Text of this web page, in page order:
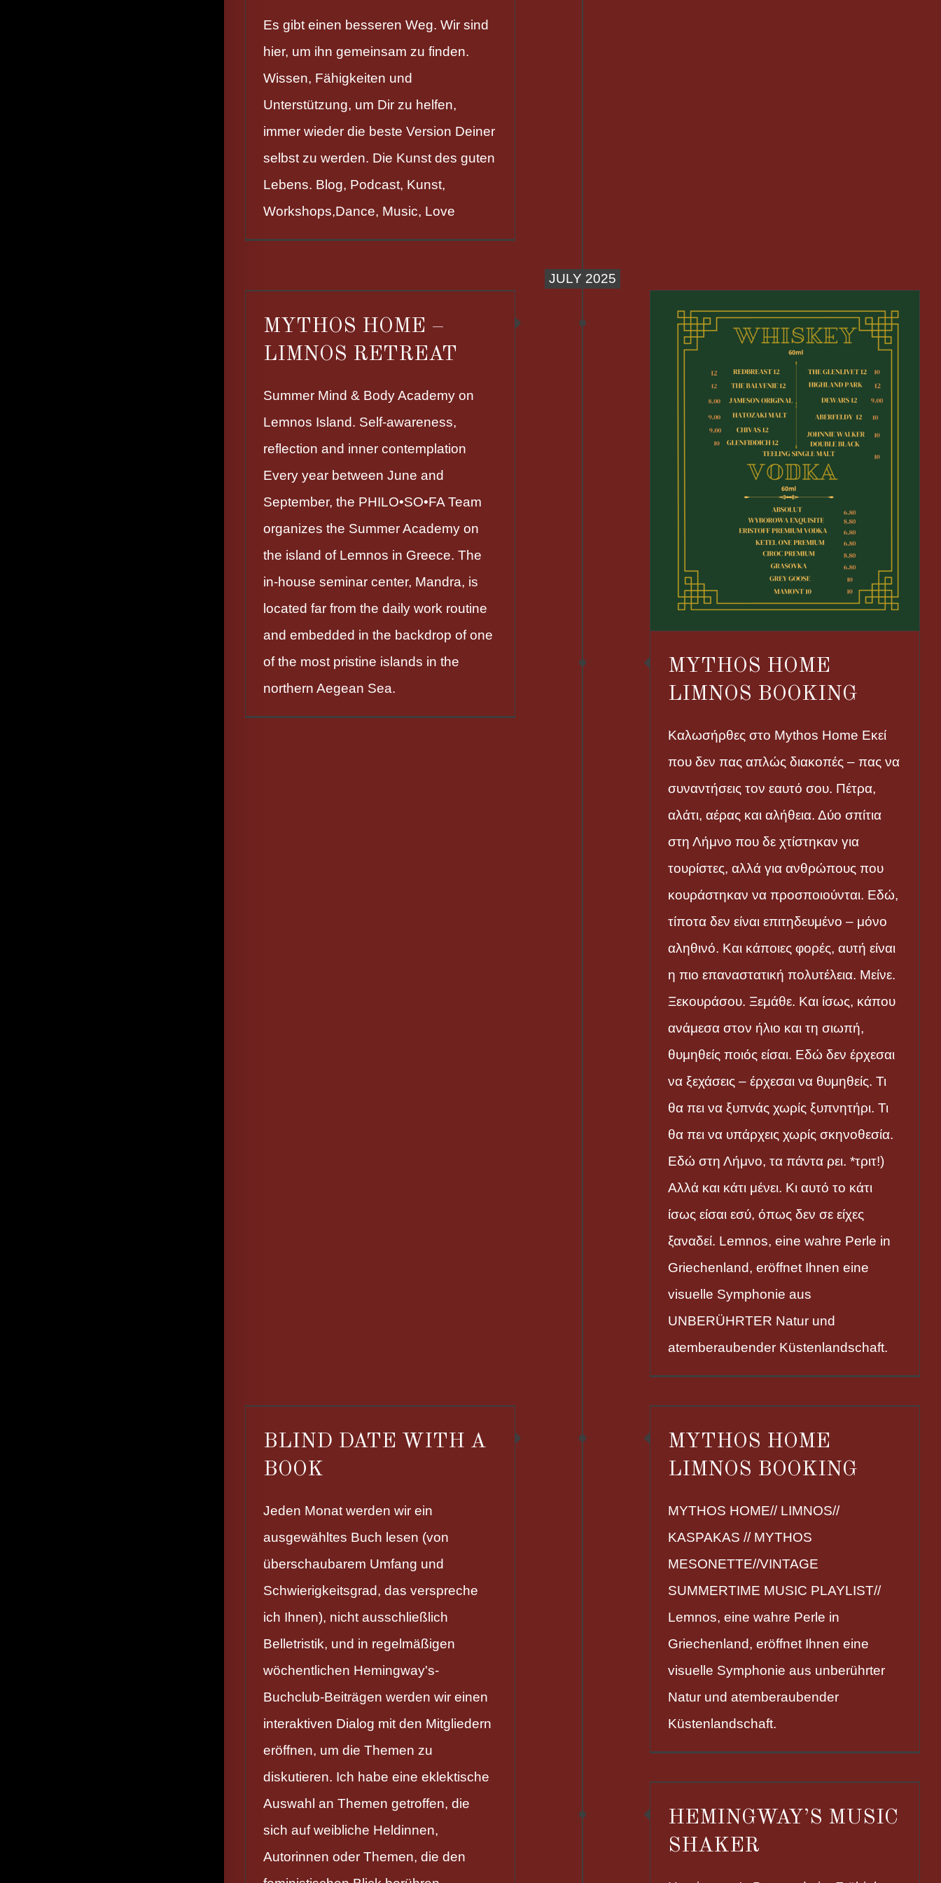
Es gibt einen besseren Weg. Wir sind
hier, um ihn gemeinsam zu finden.
Wissen, Fähigkeiten und
Unterstützung, um Dir zu helfen,
immer wieder die beste Version Deiner
selbst zu werden. Die Kunst des guten
Lebens. Blog, Podcast, Kunst,
Workshops,Dance, Music, Love
JULY 2025
MYTHOS HOME
LIMNOS BOOKING
Καλωσήρθες στο Mythos Home Εκεί
που δεν πας απλώς διακοπές – πας να
συναντήσεις τον εαυτό σου. Πέτρα,
αλάτι, αέρας και αλήθεια. Δύο σπίτια
στη Λήμνο που δε χτίστηκαν για
τουρίστες, αλλά για ανθρώπους που
κουράστηκαν να προσποιούνται. Εδώ,
τίποτα δεν είναι επιτηδευμένο – μόνο
αληθινό. Και κάποιες φορές, αυτή είναι
η πιο επαναστατική πολυτέλεια. Μείνε.
Ξεκουράσου. Ξεμάθε. Και ίσως, κάπου
ανάμεσα στον ήλιο και τη σιωπή,
θυμηθείς ποιός είσαι. Εδώ δεν έρχεσαι
να ξεχάσεις – έρχεσαι να θυμηθείς. Τι
θα πει να ξυπνάς χωρίς ξυπνητήρι. Τι
θα πει να υπάρχεις χωρίς σκηνοθεσία.
Εδώ στη Λήμνο, τα πάντα ρει. *τριτ!)
Αλλά και κάτι μένει. Κι αυτό το κάτι
ίσως είσαι εσύ, όπως δεν σε είχες
ξαναδεί. Lemnos, eine wahre Perle in
Griechenland, eröffnet Ihnen eine
visuelle Symphonie aus
UNBERÜHRTER Natur und
atemberaubender Küstenlandschaft.
MYTHOS HOME –
LIMNOS RETREAT
Summer Mind & Body Academy on
Lemnos Island. Self-awareness,
reflection and inner contemplation
Every year between June and
September, the PHILO•SO•FA Team
organizes the Summer Academy on
the island of Lemnos in Greece. The
in-house seminar center, Mandra, is
located far from the daily work routine
and embedded in the backdrop of one
of the most pristine islands in the
northern Aegean Sea.
MYTHOS HOME
LIMNOS BOOKING
MYTHOS HOME// LIMNOS//
KASPAKAS // MYTHOS
MESONETTE//VINTAGE
SUMMERTIME MUSIC PLAYLIST//
Lemnos, eine wahre Perle in
Griechenland, eröffnet Ihnen eine
visuelle Symphonie aus unberührter
Natur und atemberaubender
Küstenlandschaft.
BLIND DATE WITH A
BOOK
Jeden Monat werden wir ein
ausgewähltes Buch lesen (von
überschaubarem Umfang und
Schwierigkeitsgrad, das verspreche
ich Ihnen), nicht ausschließlich
Belletristik, und in regelmäßigen
wöchentlichen Hemingway's-
Buchclub-Beiträgen werden wir einen
interaktiven Dialog mit den Mitgliedern
eröffnen, um die Themen zu
diskutieren. Ich habe eine eklektische
Auswahl an Themen getroffen, die
sich auf weibliche Heldinnen,
Autorinnen oder Themen, die den
HEMINGWAY’S MUSIC
SHAKER